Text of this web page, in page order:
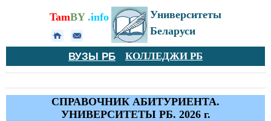
TamBY.info
Университеты
Беларуси
ВУЗЫ РБ КОЛЛЕДЖИ РБ
СПРАВОЧНИК АБИТУРИЕНТА.
УНИВЕРСИТЕТЫ РБ. 2026 г.